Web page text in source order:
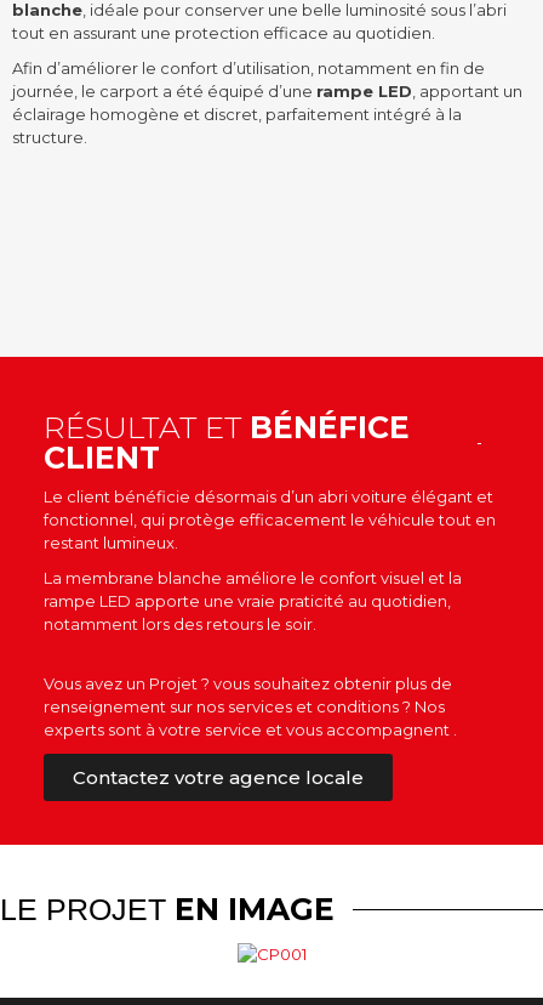
blanche , idéale pour conserver une belle luminosité sous l’abri
tout en assurant une protection efficace au quotidien.
Afin d’améliorer le confort d’utilisation, notamment en fin de
journée, le carport a été équipé d’une rampe LED , apportant un
éclairage homogène et discret, parfaitement intégré à la
structure.
RÉSULTAT ET BÉNÉFICE
CLIENT
Le client bénéficie désormais d’un abri voiture élégant et
fonctionnel, qui protège efficacement le véhicule tout en
restant lumineux.
La membrane blanche améliore le confort visuel et la
rampe LED apporte une vraie praticité au quotidien,
notamment lors des retours le soir.
Vous avez un Projet ? vous souhaitez obtenir plus de
renseignement sur nos services et conditions ? Nos
experts sont à votre service et vous accompagnent .
Contactez votre agence locale
LE PROJET EN IMAGE